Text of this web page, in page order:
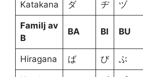
Katakana ダ ヂ ヅ
Familj av
B
BA BI BU
Hiragana ば び ぶ